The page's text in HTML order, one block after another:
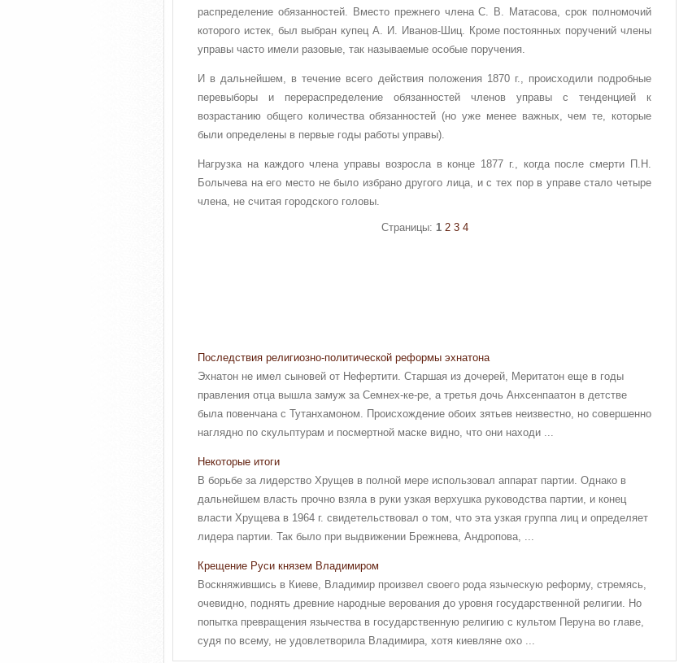
распределение обязанностей. Вместо прежнего члена С. В. Матасова, срок полномочий
которого истек, был выбран купец А. И. Иванов-Шиц. Кроме постоянных поручений члены
управы часто имели разовые, так называемые особые поручения.
И в дальнейшем, в течение всего действия положения 1870 г., происходили подробные
перевыборы и перераспределение обязанностей членов управы с тенденцией к
возрастанию общего количества обязанностей (но уже менее важных, чем те, которые
были определены в первые годы работы управы).
Нагрузка на каждого члена управы возросла в конце 1877 г., когда после смерти П.Н.
Болычева на его место не было избрано другого лица, и с тех пор в управе стало четыре
члена, не считая городского головы.
Страницы: 1 2 3 4
Последствия религиозно-политической реформы эхнатона
Эхнатон не имел сыновей от Нефертити. Старшая из дочерей, Меритатон еще в годы
правления отца вышла замуж за Семнех-ке-ре, а третья дочь Анхсенпаатон в детстве
была повенчана с Тутанхамоном. Происхождение обоих зятьев неизвестно, но совершенно
наглядно по скульптурам и посмертной маске видно, что они находи ...
Некоторые итоги
В борьбе за лидерство Хрущев в полной мере использовал аппарат партии. Однако в
дальнейшем власть прочно взяла в руки узкая верхушка руководства партии, и конец
власти Хрущева в 1964 г. свидетельствовал о том, что эта узкая группа лиц и определяет
лидера партии. Так было при выдвижении Брежнева, Андропова, ...
Крещение Руси князем Владимиром
Воскняжившись в Киеве, Владимир произвел своего рода языческую реформу, стремясь,
очевидно, поднять древние народные верования до уровня государственной религии. Но
попытка превращения язычества в государственную религию с культом Перуна во главе,
судя по всему, не удовлетворила Владимира, хотя киевляне охо ...